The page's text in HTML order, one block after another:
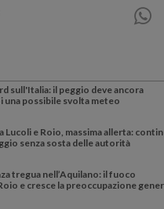
sull'Italia: il peggio deve ancora
una possibile svolta meteo
Lucoli e Roio, massima allerta:
senza sosta delle autorità
tregua nell’Aquilano: il fuoco
e cresce la preoccupazione